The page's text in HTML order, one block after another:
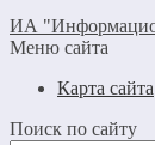
ИА
Меню сайта
Карта сайта
Поиск по сайту